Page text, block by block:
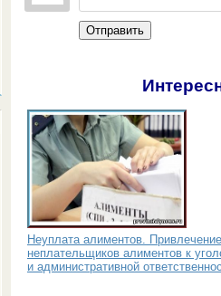
Отправить
Неуплата алиментов. Привлечение
неплательщиков алиментов к
и административной